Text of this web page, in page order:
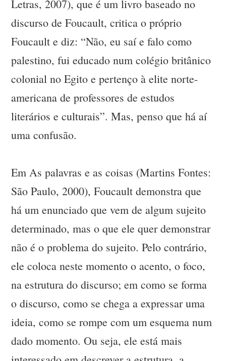
Letras, 2007), que é um livro baseado no
discurso de Foucault, critica o próprio
Foucault e diz: “Não, eu saí e falo como
palestino, fui educado num colégio britânico
colonial no Egito e pertenço à elite norte-
americana de professores de estudos
literários e culturais”. Mas, penso que há aí
uma confusão.
Em As palavras e as coisas (Martins Fontes:
São Paulo, 2000), Foucault demonstra que
há um enunciado que vem de algum sujeito
determinado, mas o que ele quer demonstrar
não é o problema do sujeito. Pelo contrário,
ele coloca neste momento o acento, o foco,
na estrutura do discurso; em como se forma
o discurso, como se chega a expressar uma
ideia, como se rompe com um esquema num
dado momento. Ou seja, ele está mais